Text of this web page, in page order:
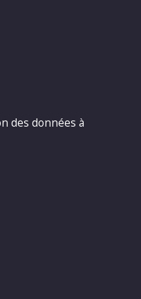
des données à